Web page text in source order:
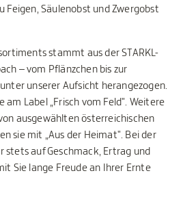
Feigen, Säulenobst und Zwergobst
stammt aus der STARKL-
– vom Pflänzchen bis zur
unserer Aufsicht herangezogen.
am Label „Frisch vom Feld". Weitere
ausgewählten österreichischen
sie mit „Aus der Heimat". Bei der
stets auf Geschmack, Ertrag und
Sie lange Freude an Ihrer Ernte